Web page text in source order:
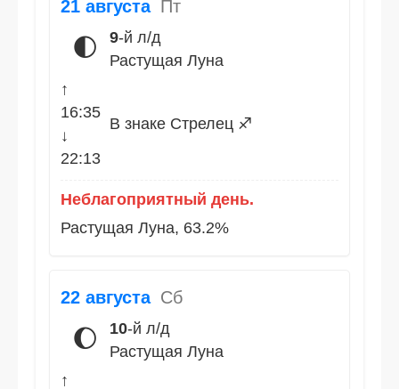
21 августа Пт
🌓 9-й л/д
Растущая Луна
↑
16:35
↓
22:13
В знаке Стрелец ♐
Неблагоприятный день.
Растущая Луна, 63.2%
22 августа Сб
🌔 10-й л/д
Растущая Луна
↑